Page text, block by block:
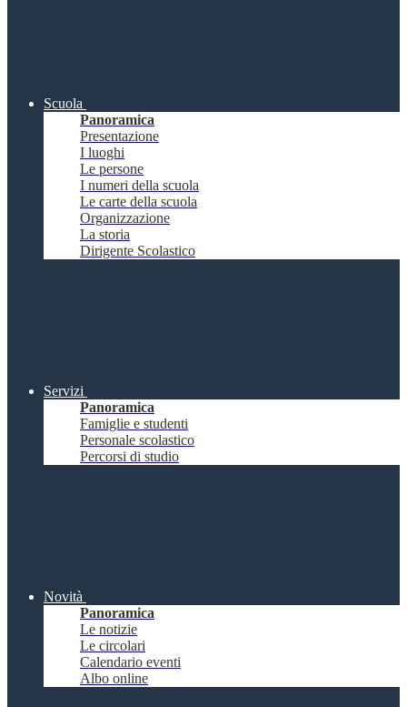
Scuola
Panoramica
Presentazione
I luoghi
Le persone
I numeri della scuola
Le carte della scuola
Organizzazione
La storia
Dirigente Scolastico
Servizi
Panoramica
Famiglie e studenti
Personale scolastico
Percorsi di studio
Novità
Panoramica
Le notizie
Le circolari
Calendario eventi
Albo online